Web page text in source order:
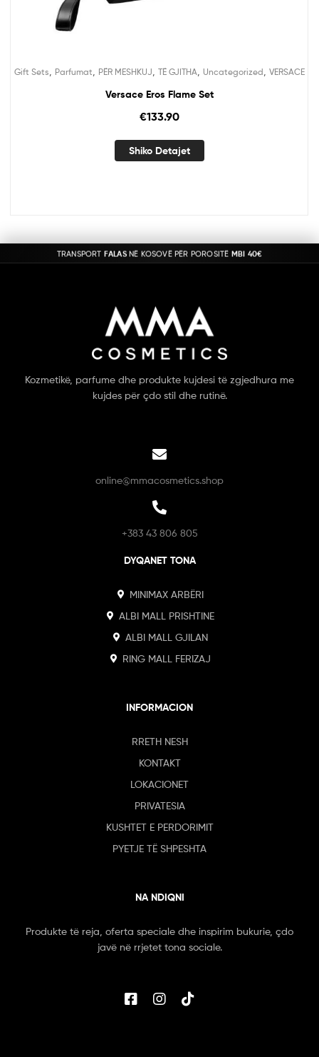
Gift Sets Parfumat PËR MESHKUJ TË GJITHA Uncategorized VERSACE
Versace Eros Flame Set
€133.90
Shiko Detajet
Kozmetikë, parfume dhe produkte kujdesi të zgjedhura me
kujdes për çdo stil dhe rutinë.
online@mmacosmetics.shop
+383 43 806 805
DYQANET TONA
MINIMAX ARBËRI
ALBI MALL PRISHTINE
ALBI MALL GJILAN
RING MALL FERIZAJ
INFORMACION
RRETH NESH
KONTAKT
LOKACIONET
PRIVATESIA
KUSHTET E PERDORIMIT
PYETJE TË SHPESHTA
NA NDIQNI
Produkte të reja, oferta speciale dhe inspirim bukurie, çdo
javë në rrjetet tona sociale.
TRANSPORT FALASNË KOSOVË PËR POROSITË MBI 40€